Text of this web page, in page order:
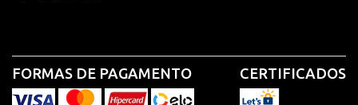
FORMAS DE PAGAMENTO CERTIFICADOS